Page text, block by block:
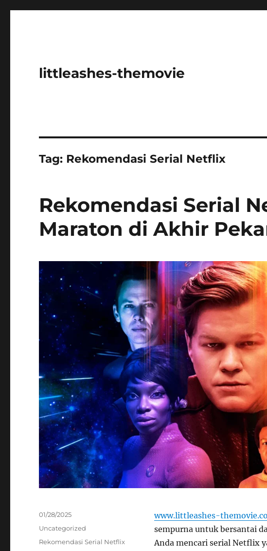
littleashes-themovie
Tag: Rekomendasi Serial Netflix
Rekomendasi Serial
Maraton di Akhir
www.littleashes-
sempurna untuk bersantai
Anda mencari serial Netflix
Posted
01/28/2025
Categories
Uncategorized
Tags
Rekomendasi Serial Netflix